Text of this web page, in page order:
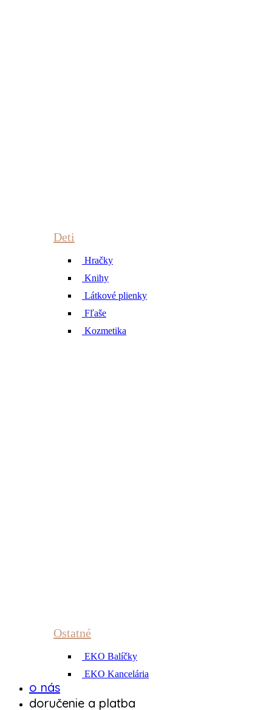
Deti
Hračky
Knihy
Látkové plienky
Fľaše
Kozmetika
Ostatné
EKO Balíčky
EKO Kancelária
o nás
doručenie a platba